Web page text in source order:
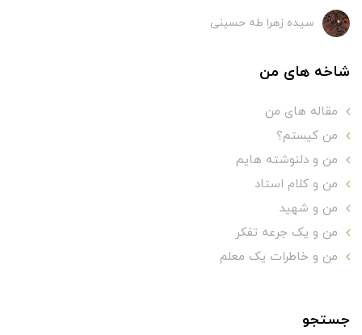
سیده زهرا طه حسینی
شاخه های من
مقاله های من
من کیستم؟
من و دلنوشته هایم
من و کلام استاد
من و شهید
من و یک جرعه تفکر
من و خاطرات یک معلم
جستجو